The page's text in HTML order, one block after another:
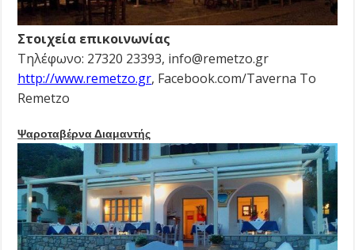
Στοιχεία επικοινωνίας
Τηλέφωνο: 27320 23393, info@remetzo.gr
http://www.remetzo.gr, Facebook.com/Taverna To
Remetzo
Ψαροταβέρνα Διαμαντής